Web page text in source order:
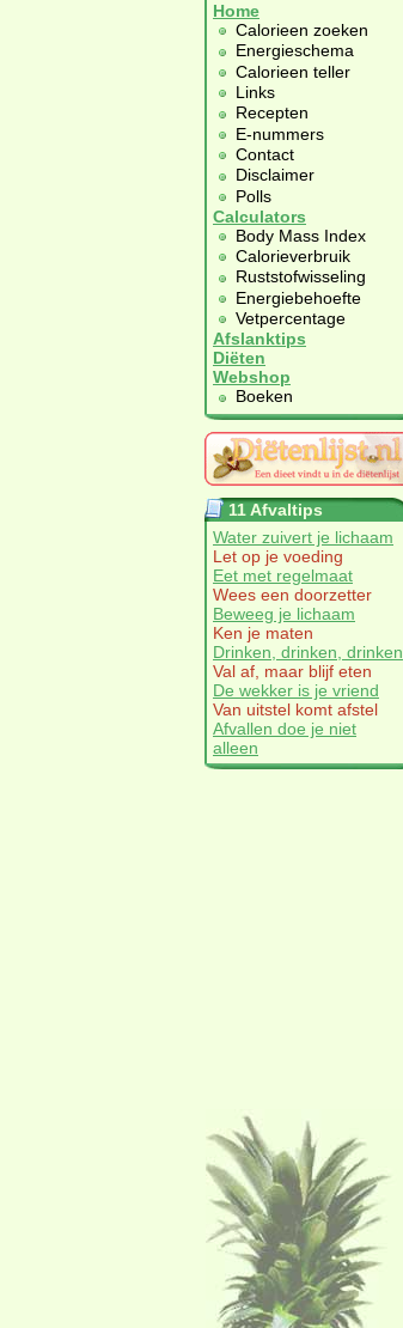
Home
Calorieen zoeken
Energieschema
Calorieen teller
Links
Recepten
E-nummers
Contact
Disclaimer
Polls
Calculators
Body Mass Index
Calorieverbruik
Ruststofwisseling
Energiebehoefte
Vetpercentage
Afslanktips
Diëten
Webshop
Boeken
11 Afvaltips
Water zuivert je lichaam
Let op je voeding
Eet met regelmaat
Wees een doorzetter
Beweeg je lichaam
Ken je maten
Drinken, drinken, drinken
Val af, maar blijf eten
De wekker is je vriend
Van uitstel komt afstel
Afvallen doe je niet
alleen